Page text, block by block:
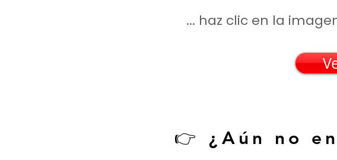
completito!"
—
... haz clic en la
👉 ¿Aún no